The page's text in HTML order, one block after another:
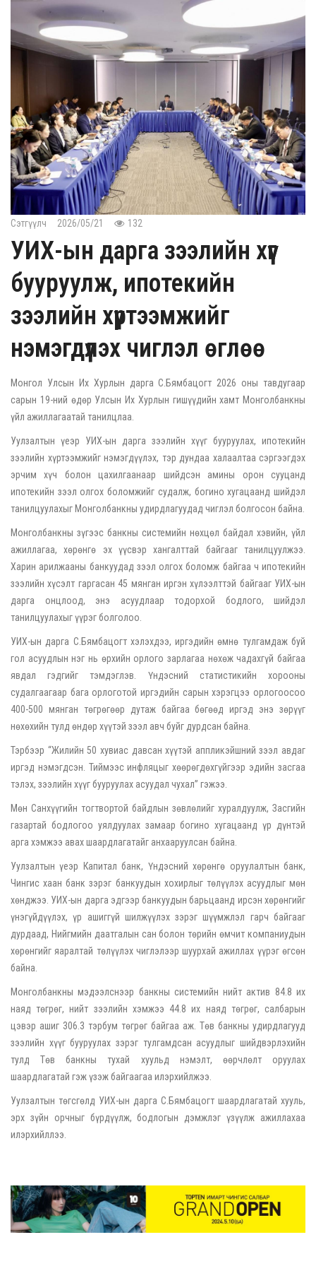
Сэтгүүлч 2026/05/21 132
УИХ-ын дарга зээлийн хүүг
бууруулж, ипотекийн
зээлийн хүртээмжийг
нэмэгдүүлэх чиглэл өглөө
Монгол Улсын Их Хурлын дарга С.Бямбацогт 2026 оны тавдугаар
сарын 19-ний өдөр Улсын Их Хурлын гишүүдийн хамт Монголбанкны
үйл ажиллагаатай танилцлаа.
Уулзалтын үеэр УИХ-ын дарга зээлийн хүүг бууруулах, ипотекийн
зээлийн хүртээмжийг нэмэгдүүлэх, тэр дундаа халаалтаа сэргээгдэх
эрчим хүч болон цахилгаанаар шийдсэн амины орон сууцанд
ипотекийн зээл олгох боломжийг судалж, богино хугацаанд шийдэл
танилцуулахыг Монголбанкны удирдлагуудад чиглэл болгосон байна.
Монголбанкны зүгээс банкны системийн нөхцөл байдал хэвийн, үйл
ажиллагаа, хөрөнгө эх үүсвэр хангалттай байгааг танилцуулжээ.
Харин арилжааны банкуудад зээл олгох боломж байгаа ч ипотекийн
зээлийн хүсэлт гаргасан 45 мянган иргэн хүлээлттэй байгааг УИХ-ын
дарга онцлоод, энэ асуудлаар тодорхой бодлого, шийдэл
танилцуулахыг үүрэг болголоо.
УИХ-ын дарга С.Бямбацогт хэлэхдээ, иргэдийн өмнө тулгамдаж буй
гол асуудлын нэг нь өрхийн орлого зарлагаа нөхөж чадахгүй байгаа
явдал гэдгийг тэмдэглэв. Үндэсний статистикийн хорооны
судалгаагаар бага орлоготой иргэдийн сарын хэрэгцээ орлогоосоо
400-500 мянган төгрөгөөр дутаж байгаа бөгөөд иргэд энэ зөрүүг
нөхөхийн тулд өндөр хүүтэй зээл авч буйг дурдсан байна.
Тэрбээр “Жилийн 50 хувиас давсан хүүтэй аппликэйшний зээл авдаг
иргэд нэмэгдсэн. Тиймээс инфляцыг хөөрөгдөхгүйгээр эдийн засгаа
тэлэх, зээлийн хүүг бууруулах асуудал чухал” гэжээ.
Мөн Санхүүгийн тогтвортой байдлын зөвлөлийг хуралдуулж, Засгийн
газартай бодлогоо уялдуулах замаар богино хугацаанд үр дүнтэй
арга хэмжээ авах шаардлагатайг анхааруулсан байна.
Уулзалтын үеэр Капитал банк, Үндэсний хөрөнгө оруулалтын банк,
Чингис хаан банк зэрэг банкуудын хохирлыг төлүүлэх асуудлыг мөн
хөнджээ. УИХ-ын дарга эдгээр банкуудын барьцаанд ирсэн хөрөнгийг
үнэгүйдүүлэх, үр ашиггүй шилжүүлэх зэрэг шүүмжлэл гарч байгааг
дурдаад, Нийгмийн даатгалын сан болон төрийн өмчит компаниудын
хөрөнгийг яаралтай төлүүлэх чиглэлээр шуурхай ажиллах үүрэг өгсөн
байна.
Монголбанкны мэдээлснээр банкны системийн нийт актив 84.8 их
наяд төгрөг, нийт зээлийн хэмжээ 44.8 их наяд төгрөг, салбарын
цэвэр ашиг 306.3 тэрбум төгрөг байгаа аж. Төв банкны удирдлагууд
зээлийн хүүг бууруулах зэрэг тулгамдсан асуудлыг шийдвэрлэхийн
тулд Төв банкны тухай хуульд нэмэлт, өөрчлөлт оруулах
шаардлагатай гэж үзэж байгаагаа илэрхийлжээ.
Уулзалтын төгсгөлд УИХ-ын дарга С.Бямбацогт шаардлагатай хууль,
эрх зүйн орчныг бүрдүүлж, бодлогын дэмжлэг үзүүлж ажиллахаа
илэрхийллээ.